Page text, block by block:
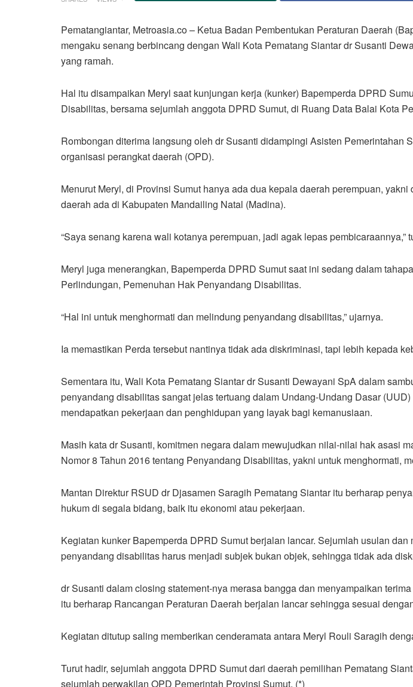
Pematangiantar, Metroasia.co – Ketua Badan Pembentukan Peraturan Daerah
mengaku senang berbincang dengan Wali Kota Pematang Siantar dr Susanti
yang ramah.
Hal itu disampaikan Meryl saat kunjungan kerja (kunker) Bapemperda DPRD
Disabilitas, bersama sejumlah anggota DPRD Sumut, di Ruang Data Balai Kota
Rombongan diterima langsung oleh dr Susanti didampingi Asisten
organisasi perangkat daerah (OPD).
Menurut Meryl, di Provinsi Sumut hanya ada dua kepala daerah perempuan,
daerah ada di Kabupaten Mandailing Natal (Madina).
“Saya senang karena wali kotanya perempuan, jadi agak lepas
Meryl juga menerangkan, Bapemperda DPRD Sumut saat ini sedang dalam
Perlindungan, Pemenuhan Hak Penyandang Disabilitas.
“Hal ini untuk menghormati dan melindung penyandang disabilitas,” ujarnya.
Ia memastikan Perda tersebut nantinya tidak ada diskriminasi, tapi lebih kepada
Sementara itu, Wali Kota Pematang Siantar dr Susanti Dewayani SpA dalam
penyandang disabilitas sangat jelas tertuang dalam Undang-Undang Dasar
mendapatkan pekerjaan dan penghidupan yang layak bagi kemanusiaan.
Masih kata dr Susanti, komitmen negara dalam mewujudkan nilai-nilai hak asasi
Nomor 8 Tahun 2016 tentang Penyandang Disabilitas, yakni untuk menghormati,
Mantan Direktur RSUD dr Djasamen Saragih Pematang Siantar itu berharap
hukum di segala bidang, baik itu ekonomi atau pekerjaan.
Kegiatan kunker Bapemperda DPRD Sumut berjalan lancar. Sejumlah usulan
penyandang disabilitas harus menjadi subjek bukan objek, sehingga tidak ada
dr Susanti dalam closing statement-nya merasa bangga dan menyampaikan
itu berharap Rancangan Peraturan Daerah berjalan lancar sehingga sesuai
Kegiatan ditutup saling memberikan cenderamata antara Meryl Rouli Saragih
Turut hadir, sejumlah anggota DPRD Sumut dari daerah pemilihan Pematang
sejumlah perwakilan OPD Pemerintah Provinsi Sumut. (*)